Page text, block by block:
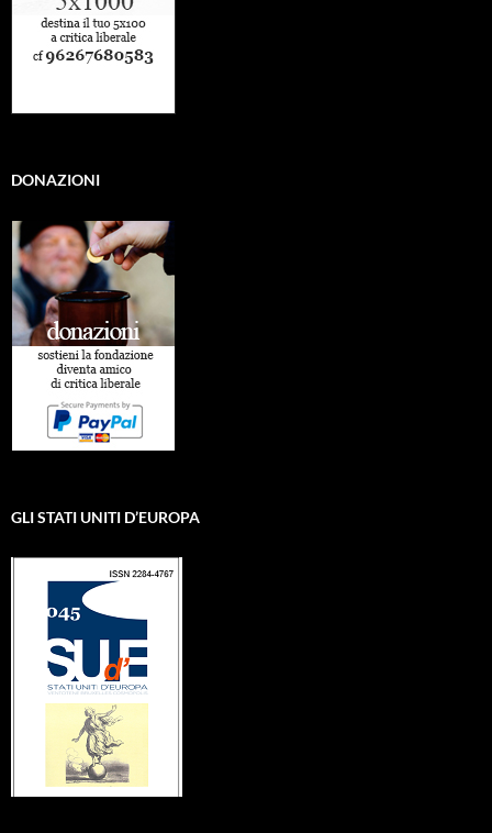
DONAZIONI
GLI STATI UNITI D’EUROPA